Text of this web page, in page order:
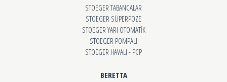
STOEGER TABANCALAR
STOEGER SÜPERPOZE
STOEGER YARI OTOMATİK
STOEGER POMPALI
STOEGER HAVALI - PCP
BERETTA